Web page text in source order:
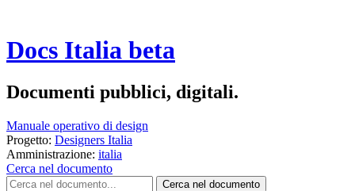
Docs Italia beta
Documenti pubblici, digitali.
Manuale operativo di design
Progetto: Designers Italia
Amministrazione: italia
Cerca nel documento
Cerca nel documento